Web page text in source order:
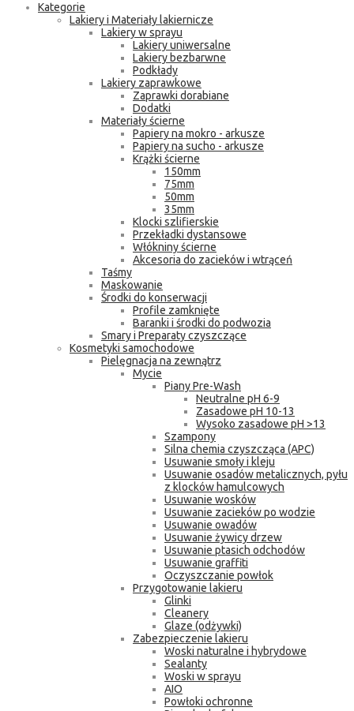
Kategorie
Lakiery i Materiały lakiernicze
Lakiery w sprayu
Lakiery uniwersalne
Lakiery bezbarwne
Podkłady
Lakiery zaprawkowe
Zaprawki dorabiane
Dodatki
Materiały ścierne
Papiery na mokro - arkusze
Papiery na sucho - arkusze
Krążki ścierne
150mm
75mm
50mm
35mm
Klocki szlifierskie
Przekładki dystansowe
Włókniny ścierne
Akcesoria do zacieków i wtrąceń
Taśmy
Maskowanie
Środki do konserwacji
Profile zamknięte
Baranki i środki do podwozia
Smary i Preparaty czyszczące
Kosmetyki samochodowe
Pielęgnacja na zewnątrz
Mycie
Piany Pre-Wash
Neutralne pH 6-9
Zasadowe pH 10-13
Wysoko zasadowe pH >13
Szampony
Silna chemia czyszcząca (APC)
Usuwanie smoły i kleju
Usuwanie osadów metalicznych, pyłu
z klocków hamulcowych
Usuwanie wosków
Usuwanie zacieków po wodzie
Usuwanie owadów
Usuwanie żywicy drzew
Usuwanie ptasich odchodów
Usuwanie graffiti
Oczyszczanie powłok
Przygotowanie lakieru
Glinki
Cleanery
Glaze (odżywki)
Zabezpieczenie lakieru
Woski naturalne i hybrydowe
Sealanty
Woski w sprayu
AIO
Powłoki ochronne